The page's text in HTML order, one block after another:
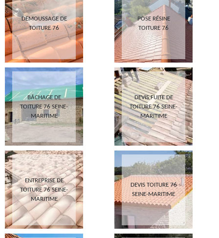
DEMOUSSAGE DE
TOITURE 76
POSE RÉSINE
TOITURE 76
BÂCHAGE DE
TOITURE 76 SEINE-
MARITIME
DEVIS FUITE DE
TOITURE 76 SEINE-
MARITIME
ENTREPRISE DE
TOITURE 76 SEINE-
MARITIME
DEVIS TOITURE 76
SEINE-MARITIME